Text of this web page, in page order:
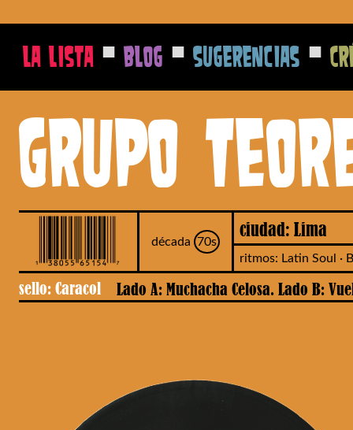
La Lista ■ Blog ■ Sugerencias ■
Grupo
década 70s
ciudad: Lima
ritmos: Latin Soul ·
sello: Caracol Lado A: Muchacha Celosa. Lado B: